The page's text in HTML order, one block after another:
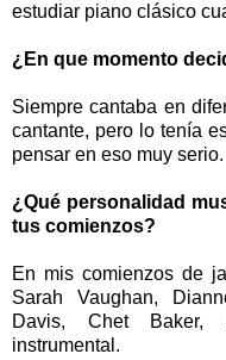
estudiar piano clásico
¿En que momento
Siempre cantaba en
cantante, pero lo tenía
pensar en eso muy serio.
¿Qué personalidad
tus comienzos?
En mis comienzos de
Sarah Vaughan,
Davis, Chet Baker,
instrumental.